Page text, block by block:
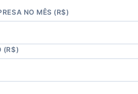
NO MÊS (R$)
(R$)